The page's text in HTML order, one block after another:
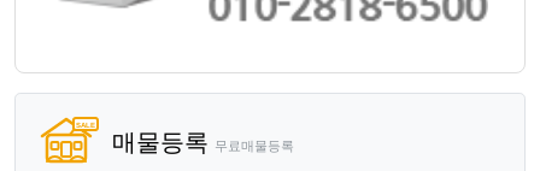
매물등록 무료매물등록